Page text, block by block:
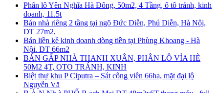
Phân lô Yên Nghĩa Hà Đông, 50m2, 4 Tầng, ô tô tránh, kinh
doanh, 11.5t
Bán nhà riêng 2 tầng tại ngõ Đức Diễn, Phú Diễn, Hà Nội,
DT 27m2,
Bán liền kề kinh doanh dòng tiền tại Phùng Khoang - Hà
Nội. DT 66m2
BÁN GẤP NHÀ THANH XUÂN, PHÂN LÔ VỈA HÈ
50M2 4T, OTO TRÁNH, KINH
Biệt thự khu P Ciputra – Sát công viên 66ha, mặt đại lộ
Nguyễn Vă